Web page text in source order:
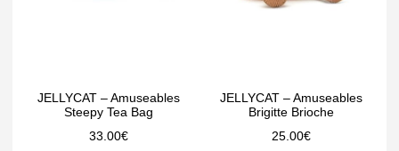
JELLYCAT – Amuseables
Steepy Tea Bag
33.00€
JELLYCAT – Amuseables
Brigitte Brioche
25.00€